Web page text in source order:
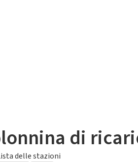
di
delle stazioni